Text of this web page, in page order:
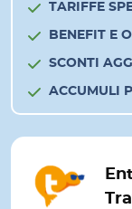
TARIFFE
BENEFIT E
SCONTI
ACCUMULI